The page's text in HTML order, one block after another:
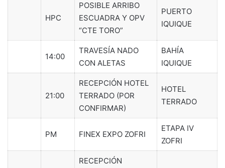
HPC
POSIBLE ARRIBO
ESCUADRA Y OPV
“CTE TORO”
PUERTO
IQUIQUE
14:00
TRAVESÍA NADO
CON ALETAS
BAHÍA
IQUIQUE
21:00
RECEPCIÓN HOTEL
TERRADO (POR
CONFIRMAR)
HOTEL
TERRADO
PM FINEX EXPO ZOFRI
ETAPA IV
ZOFRI
RECEPCIÓN